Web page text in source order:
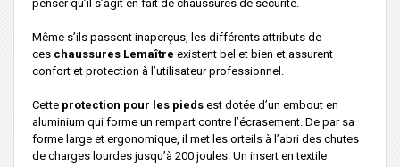
penser qu’il s’agit en fait de chaussures de sécurité.
Même s’ils passent inaperçus, les différents attributs de
ces chaussures Lemaître existent bel et bien et assurent
confort et protection à l’utilisateur professionnel.
Cette protection pour les pieds est dotée d’un embout en
aluminium qui forme un rempart contre l’écrasement. De par sa
forme large et ergonomique, il met les orteils à l’abri des chutes
de charges lourdes jusqu’à 200 joules. Un insert en textile